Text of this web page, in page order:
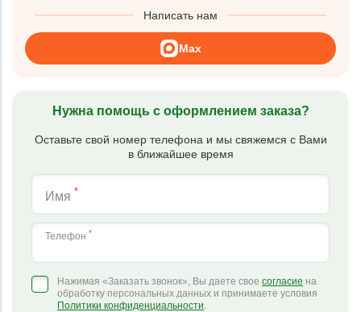
Написать нам
Max
Нужна помощь с оформлением заказа?
Оставьте свой номер телефона и мы свяжемся с Вами
в ближайшее время
Имя *
Телефон *
Нажимая «Заказать звонок», Вы даете свое согласие на
обработку персональных данных и принимаете условия
Политики конфиденциальности.